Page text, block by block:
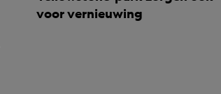
voor vernieuwing